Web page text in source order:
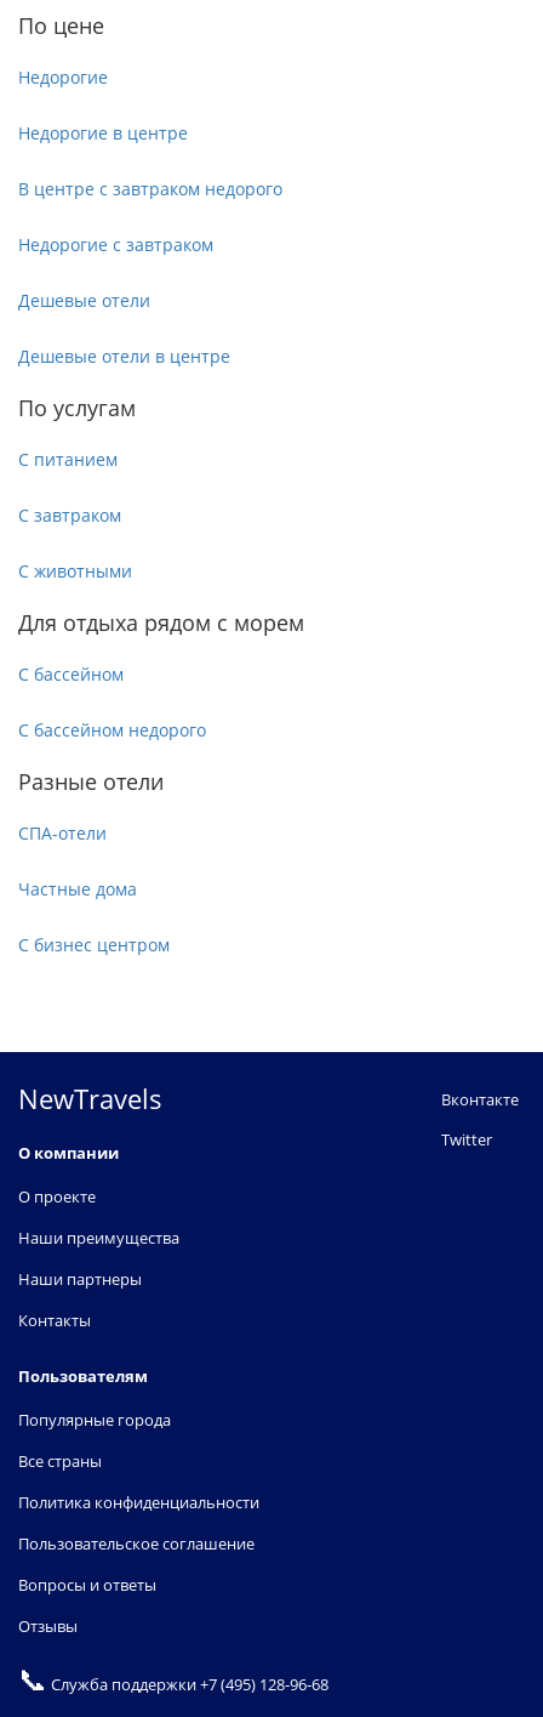
По цене
Недорогие
Недорогие в центре
В центре с завтраком недорого
Недорогие с завтраком
Дешевые отели
Дешевые отели в центре
По услугам
С питанием
С завтраком
С животными
Для отдыха рядом с морем
С бассейном
С бассейном недорого
Разные отели
СПА-отели
Частные дома
С бизнес центром
NewTravels
О компании
О проекте
Наши преимущества
Наши партнеры
Контакты
Пользователям
Популярные города
Все страны
Политика конфиденциальности
Пользовательское соглашение
Вопросы и ответы
Отзывы
Вконтакте
Twitter
📞 Служба поддержки+7 (495) 128-96-68